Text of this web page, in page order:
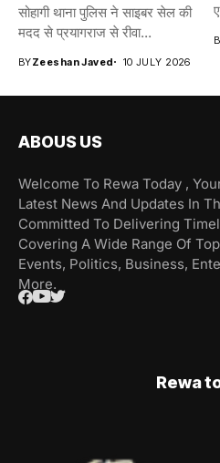
सोहागी थाना पुलिस ने साइबर सेल की
मदद से प्रयागराज से रीवा...
BYZeeshan Javed 10 JULY 2026
ABOUS US
Welcome To Rewa Today ,
Latest News And Updates In
Committed To Delivering
Covering A Wide Range Of
Events, Politics, Business,
More.
Rewa